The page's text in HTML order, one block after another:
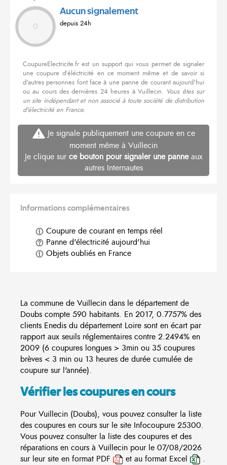
0
Aucun signalement
depuis 24h
CoupureElectricite.fr est un support qui vous permet de signaler
une coupure d'éléctricité en ce moment même et de savoir si
d'autres personnes font face à une panne de courant aujourd'hui
ou au cours des dernières 24 heures à Vuillecin. Vous êtes sur
un site indépendant et non associé à toute société de distribution
d'électricité en France.
Je signale publiquement une coupure en ce
moment même à Vuillecin
Je clique sur ce bouton pour signaler une panneaux
autres Internautes
Informations complémentaires
Coupure de courant en temps réel
Panne d'électricité aujourd'hui
Objets oubliés en France
La commune de Vuillecin dans le département de
Doubs compte 590 habitants. En 2017, 0.7757% des
clients Enedis du département Loire sont en écart par
rapport aux seuils réglementaires contre 2.2494% en
2009 (6 coupures longues > 3min ou 35 coupures
brèves < 3 min ou 13 heures de durée cumulée de
coupure sur l'année).
Vérifier les coupures en cours
Pour Vuillecin (Doubs), vous pouvez consulter la liste
des coupures en cours sur le site Infocoupure 25300.
Vous pouvez consulter la liste des coupures et des
réparations en cours à Vuillecin pour le 07/08/2026
sur leur site en format PDF
et au format Excel .